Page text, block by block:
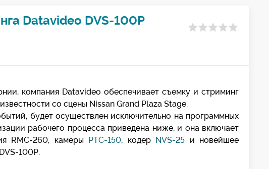
Datavideo DVS-100P
компания Datavideo обеспечивает съемку и стриминг
со сцены Nissan Grand Plaza Stage.
будет осуществлен исключительно на программных
рабочего процесса приведена ниже, и она включает
RMC-260, камеры PTC-150, кодер NVS-25 и новейшее
100P.